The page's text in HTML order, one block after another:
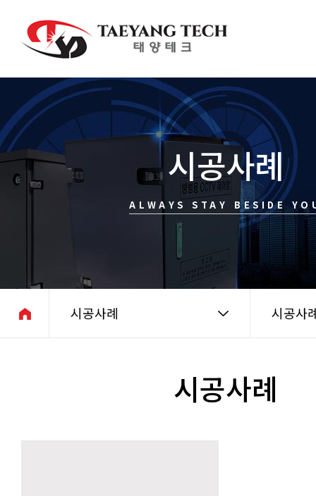
시공사례
ALWAYS STAY BESIDE
시공사례 시공사
시공사례